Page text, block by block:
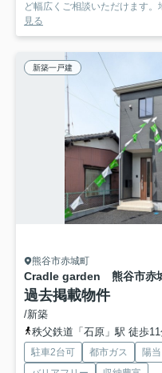
ど幅広くご相談いただけます
見る
新築一戸建
熊谷市赤城町
Cradle garden 熊谷市赤
過去掲載物件
/新築
秩父鉄道「石原」駅 徒歩
駐車2台可 都市ガス 陽